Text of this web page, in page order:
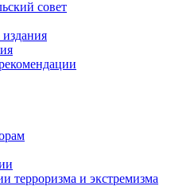
совет
терроризма и экстремизма